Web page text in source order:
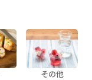
その他